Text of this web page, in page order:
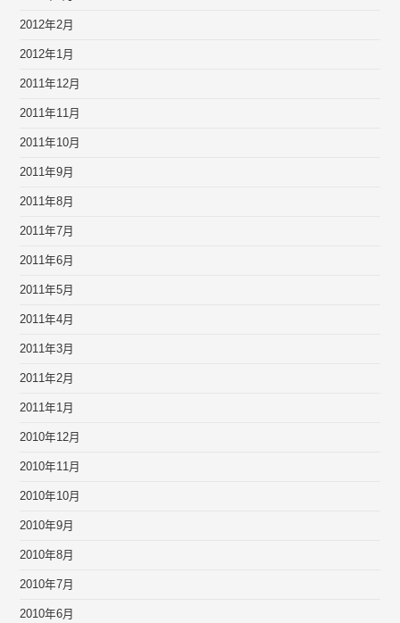
2012年2月
2012年1月
2011年12月
2011年11月
2011年10月
2011年9月
2011年8月
2011年7月
2011年6月
2011年5月
2011年4月
2011年3月
2011年2月
2011年1月
2010年12月
2010年11月
2010年10月
2010年9月
2010年8月
2010年7月
2010年6月